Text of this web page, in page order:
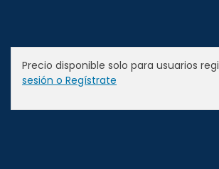
Precio disponible solo para usuarios
sesión o Regístrate